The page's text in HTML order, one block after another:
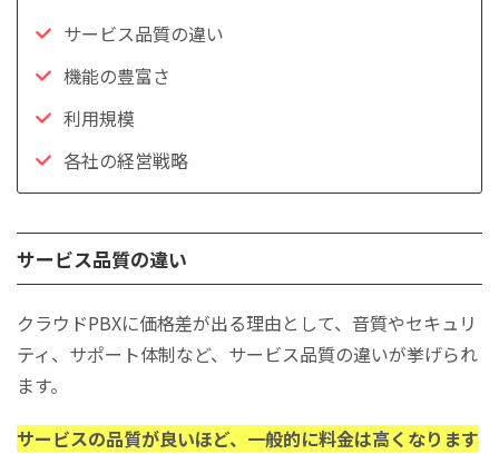
サービス品質の違い
機能の豊富さ
利用規模
各社の経営戦略
サービス品質の違い
クラウドPBXに価格差が出る理由として、音質やセキュリ
ティ、サポート体制など、サービス品質の違いが挙げられ
ます。
サービスの品質が良いほど、一般的に料金は高くなります